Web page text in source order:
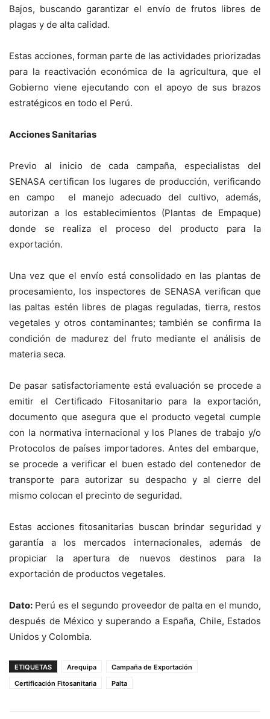
Bajos, buscando garantizar el envío de frutos libres de
plagas y de alta calidad.
Estas acciones, forman parte de las actividades priorizadas
para la reactivación económica de la agricultura, que el
Gobierno viene ejecutando con el apoyo de sus brazos
estratégicos en todo el Perú.
Acciones Sanitarias
Previo al inicio de cada campaña, especialistas del
SENASA certifican los lugares de producción, verificando
en campo el manejo adecuado del cultivo, además,
autorizan a los establecimientos (Plantas de Empaque)
donde se realiza el proceso del producto para la
exportación.
Una vez que el envío está consolidado en las plantas de
procesamiento, los inspectores de SENASA verifican que
las paltas estén libres de plagas reguladas, tierra, restos
vegetales y otros contaminantes; también se confirma la
condición de madurez del fruto mediante el análisis de
materia seca.
De pasar satisfactoriamente está evaluación se procede a
emitir el Certificado Fitosanitario para la exportación,
documento que asegura que el producto vegetal cumple
con la normativa internacional y los Planes de trabajo y/o
Protocolos de países importadores. Antes del embarque,
se procede a verificar el buen estado del contenedor de
transporte para autorizar su despacho y al cierre del
mismo colocan el precinto de seguridad.
Estas acciones fitosanitarias buscan brindar seguridad y
garantía a los mercados internacionales, además de
propiciar la apertura de nuevos destinos para la
exportación de productos vegetales.
Dato: Perú es el segundo proveedor de palta en el mundo,
después de México y superando a España, Chile, Estados
Unidos y Colombia.
ETIQUETAS Arequipa
Campaña de Exportación
Certificación Fitosanitaria
Palta